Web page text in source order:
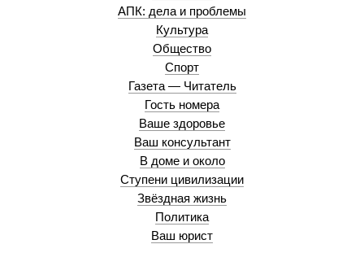
АПК: дела и проблемы
Культура
Общество
Спорт
Газета — Читатель
Гость номера
Ваше здоровье
Ваш консультант
В доме и около
Ступени цивилизации
Звёздная жизнь
Политика
Ваш юрист